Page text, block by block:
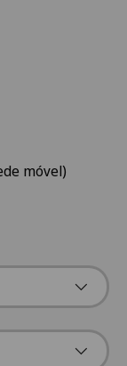
móvel)